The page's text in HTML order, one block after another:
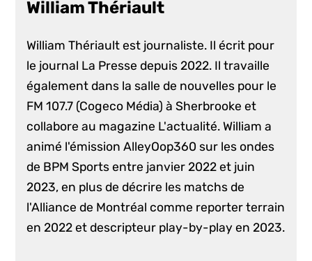
William Thériault
William Thériault est journaliste. Il écrit pour
le journal La Presse depuis 2022. Il travaille
également dans la salle de nouvelles pour le
FM 107.7 (Cogeco Média) à Sherbrooke et
collabore au magazine L'actualité. William a
animé l'émission AlleyOop360 sur les ondes
de BPM Sports entre janvier 2022 et juin
2023, en plus de décrire les matchs de
l'Alliance de Montréal comme reporter terrain
en 2022 et descripteur play-by-play en 2023.